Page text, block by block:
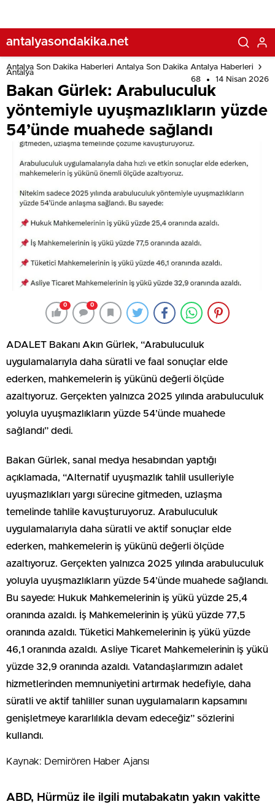
antalyasondakika.net
Antalya Son Dakika Haberleri Antalya Son Dakika Antalya Haberleri
Antalya
68
14 Nisan 2026
Bakan Gürlek: Arabuluculuk
yöntemiyle uyuşmazlıkların yüzde
54’ünde muahede sağlandı
0 0
ADALET Bakanı Akın Gürlek, “Arabuluculuk
uygulamalarıyla daha süratli ve faal sonuçlar elde
ederken, mahkemelerin iş yükünü değerli ölçüde
azaltıyoruz. Gerçekten yalnızca 2025 yılında arabuluculuk
yoluyla uyuşmazlıkların yüzde 54’ünde muahede
sağlandı” dedi.
Bakan Gürlek, sanal medya hesabından yaptığı
açıklamada, “Alternatif uyuşmazlık tahlil usulleriyle
uyuşmazlıkları yargı sürecine gitmeden, uzlaşma
temelinde tahlile kavuşturuyoruz. Arabuluculuk
uygulamalarıyla daha süratli ve aktif sonuçlar elde
ederken, mahkemelerin iş yükünü değerli ölçüde
azaltıyoruz. Gerçekten yalnızca 2025 yılında arabuluculuk
yoluyla uyuşmazlıkların yüzde 54’ünde muahede sağlandı.
Bu sayede: Hukuk Mahkemelerinin iş yükü yüzde 25,4
oranında azaldı. İş Mahkemelerinin iş yükü yüzde 77,5
oranında azaldı. Tüketici Mahkemelerinin iş yükü yüzde
46,1 oranında azaldı. Asliye Ticaret Mahkemelerinin iş yükü
yüzde 32,9 oranında azaldı. Vatandaşlarımızın adalet
hizmetlerinden memnuniyetini artırmak hedefiyle, daha
süratli ve aktif tahliller sunan uygulamaların kapsamını
genişletmeye kararlılıkla devam edeceğiz” sözlerini
kullandı.
Kaynak: Demirören Haber Ajansı
ABD, Hürmüz ile ilgili mutabakatın yakın vakitte